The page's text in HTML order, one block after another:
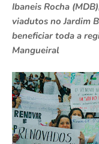
Ibaneis Rocha
viadutos no Jardim
beneficiar toda a
Mangueiral